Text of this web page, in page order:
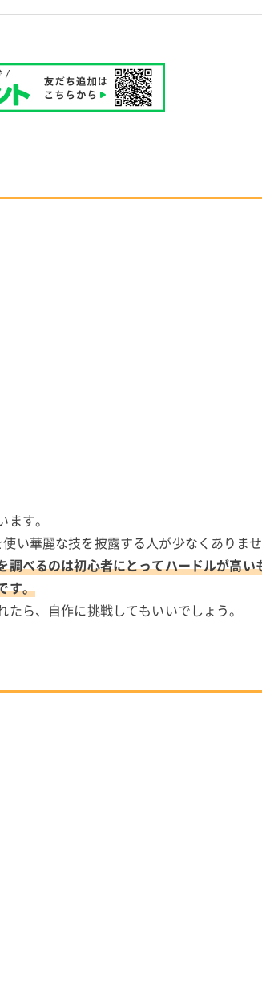
す。
華麗な技を披露する人が少なくありませ
べるのは初心者にとってハードルが高い
す。
ら、自作に挑戦してもいいでしょう。